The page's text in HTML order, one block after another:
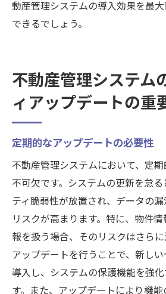
動産管理システムの導入効果を最
できるでしょう。
不動産管理システム
ィアップデートの重
定期的なアップデートの必要性
不動産管理システムにおいて、定
不可欠です。システムの更新を怠る
ティ脆弱性が放置され、データの
リスクが高まります。特に、物件
報を扱う場合、そのリスクはさら
アップデートを行うことで、新し
導入し、システムの保護機能を強
す。また、アップデートにより機